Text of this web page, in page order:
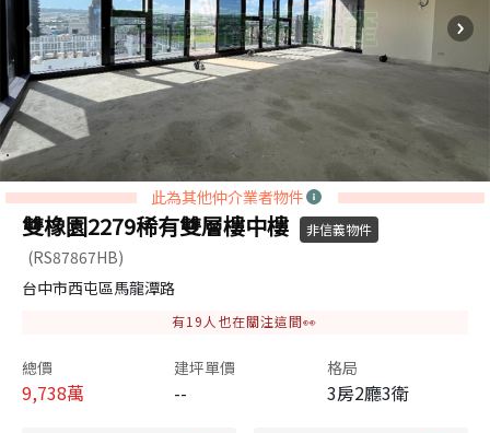
此為其他仲介業者物件
雙橡園2279稀有雙層樓中樓 非信義物件
(RS87867HB)
台中市西屯區馬龍潭路
有19 人也在關注這間👀
總價
9,738萬
建坪單價
--
格局
3房2廳3衛